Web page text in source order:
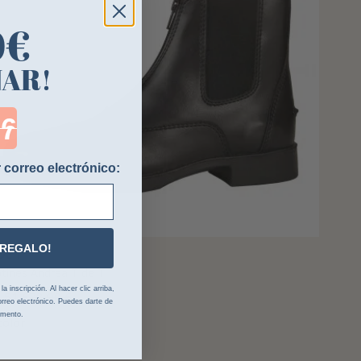
T
Andrea T de T
€78,90 €
ends in:
correo electrónico:
inscripción. Al hacer clic arriba,
electrónico. Puedes darte de